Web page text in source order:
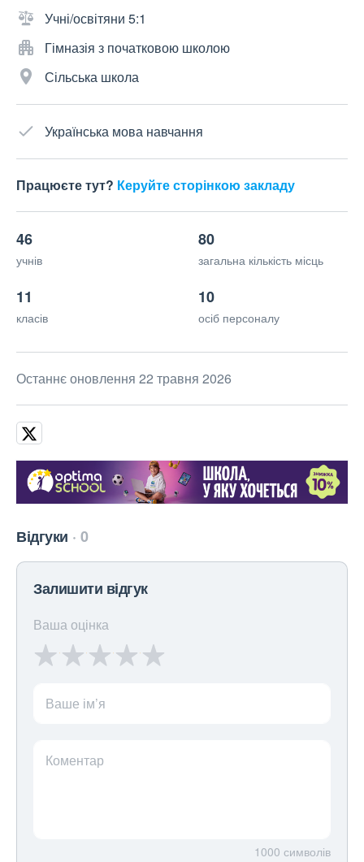
Учні/освітяни 5:1
Гімназія з початковою школою
Сільська школа
Українська мова навчання
Працюєте тут? Керуйте сторінкою закладу
46
учнів
80
загальна кількість місць
11
класів
10
осіб персоналу
Останнє оновлення 22 травня 2026
Відгуки 0
Залишити відгук
Ваша оцінка
Ваше ім’я
Коментар
1000 символів